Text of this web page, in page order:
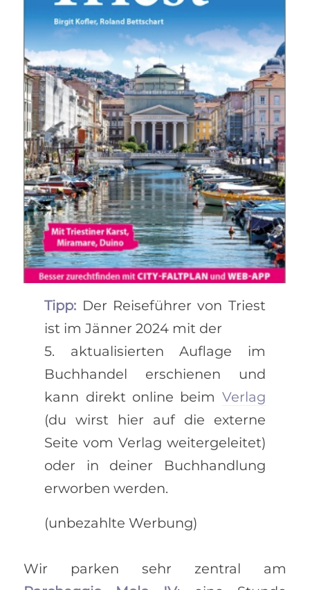
Tipp: Der Reiseführer von Triest
ist im Jänner 2024 mit der
5. aktualisierten Auflage im
Buchhandel erschienen und
kann direkt online beim Verlag
(du wirst hier auf die externe
Seite vom Verlag weitergeleitet)
oder in deiner Buchhandlung
erworben werden.
(unbezahlte Werbung)
Wir parken sehr zentral am